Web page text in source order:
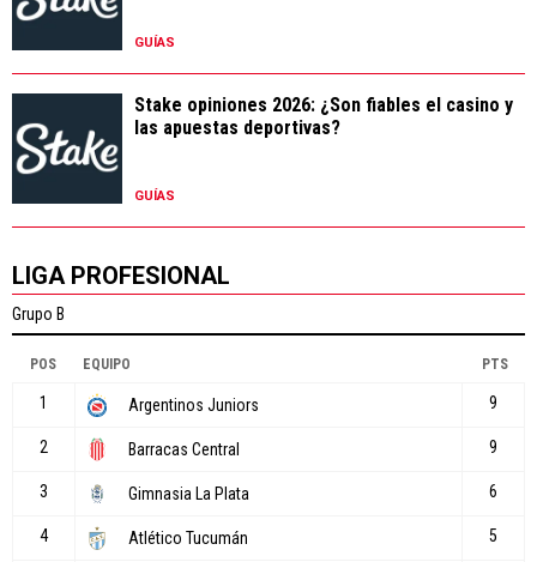
GUÍAS
Stake opiniones 2026: ¿Son fiables el casino y
las apuestas deportivas?
GUÍAS
LIGA PROFESIONAL